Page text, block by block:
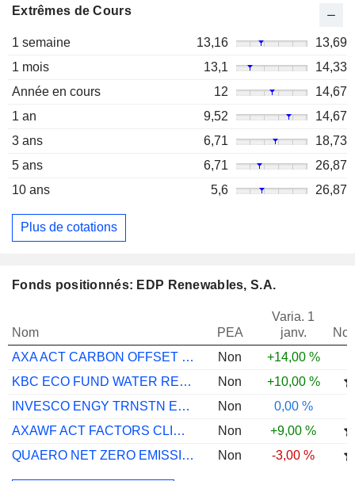
Extrêmes de Cours
1 semaine 13,16
13,69
1 mois
13,1
14,33
Année en cours
12
14,67
1 an
9,52
14,67
3 ans
6,71
18,73
5 ans
6,71
26,87
10 ans
5,6 26,87
Plus de cotations
Fonds positionnés: EDP Renewables, S.A.
Nom PEA
Varia. 1
janv.
AXA ACT CARBON OFFSET EUROBLOC EQUITY QI
Non
+14,00 %
KBC ECO FUND WATER RESP INV CL CAP
Non
+10,00 %
INVESCO ENGY TRNSTN ENBLMNT A ACC
Non
0,00 %
AXAWF ACT FACTORS CLIMATE EQ G CAP EUR
Non
+9,00 %
QUAERO NET ZERO EMISSION X EUR ACC
Non -3,00 %